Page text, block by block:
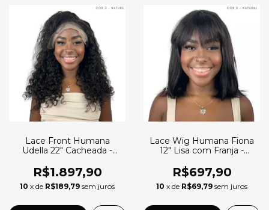
Lace Front Humana
Udella 22" Cacheada -
NATURE)
R$1.897,90
10 x de R$189,79 sem juros
Lace Wig Humana Fiona
12" Lisa com Franja -
R$697,90
10 x de R$69,79 sem juros